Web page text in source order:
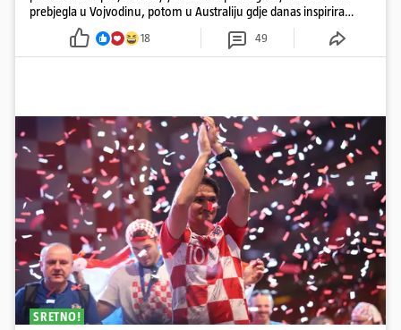
prebjegla u Vojvodinu, potom u Australiju gdje danas inspirira
18 49
SRETNO!